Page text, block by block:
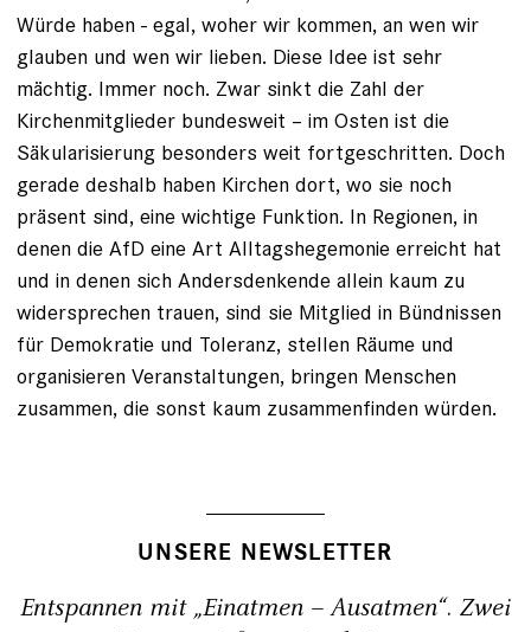
Würde haben - egal, woher wir kommen, an wen wir
glauben und wen wir lieben. Diese Idee ist sehr
mächtig. Immer noch. Zwar sinkt die Zahl der
Kirchenmitglieder bundesweit – im Osten ist die
Säkularisierung besonders weit fortgeschritten. Doch
gerade deshalb haben Kirchen dort, wo sie noch
präsent sind, eine wichtige Funktion. In Regionen, in
denen die AfD eine Art Alltagshegemonie erreicht hat
und in denen sich Andersdenkende allein kaum zu
widersprechen trauen, sind sie Mitglied in Bündnissen
für Demokratie und Toleranz, stellen Räume und
organisieren Veranstaltungen, bringen Menschen
zusammen, die sonst kaum zusammenfinden würden.
UNSERE NEWSLETTER
Entspannen mit „Einatmen – Ausatmen“. Zwei